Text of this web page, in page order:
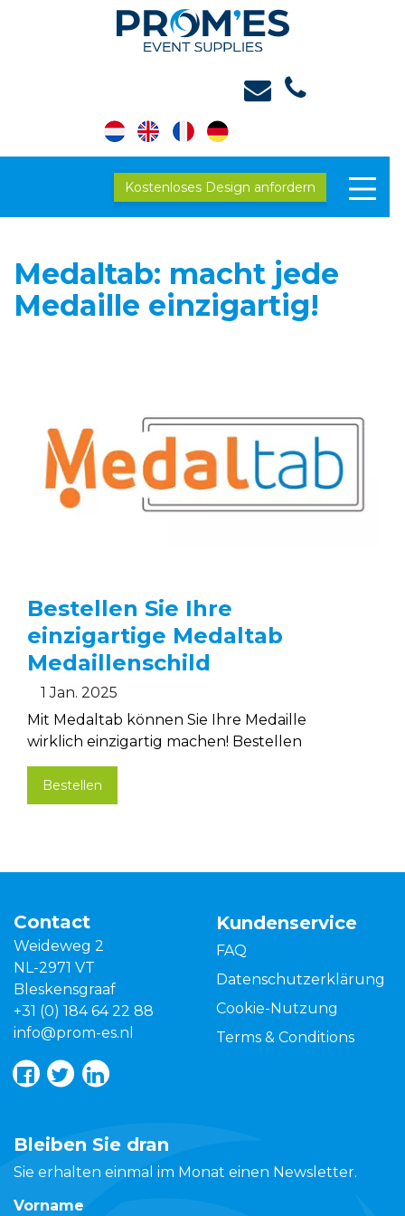
Kostenloses Design anfordern
Medaltab: macht jede
Medaille einzigartig!
Bestellen Sie Ihre
einzigartige Medaltab
Medaillenschild
1 Jan. 2025
Mit Medaltab können Sie Ihre Medaille
wirklich einzigartig machen! Bestellen
Bestellen
Contact
Weideweg 2
NL-2971 VT
Bleskensgraaf
+31 (0) 184 64 22 88
info@prom-es.nl
Kundenservice
FAQ
Datenschutzerklärung
Cookie-Nutzung
Terms & Conditions
Bleiben Sie dran
Sie erhalten einmal im Monat einen Newsletter.
Vorname